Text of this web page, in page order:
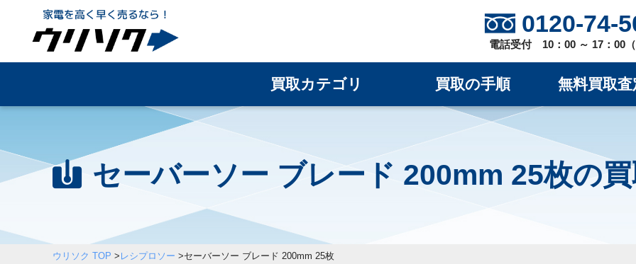
0120-74-
電話受付 10：00 ～ 17：00
買取カテゴリ 買取の手順 無料買取
セーバーソー ブレード 200mm 25枚の
ウリソク TOP > レシプロソー >セーバーソー ブレード 200mm 25枚